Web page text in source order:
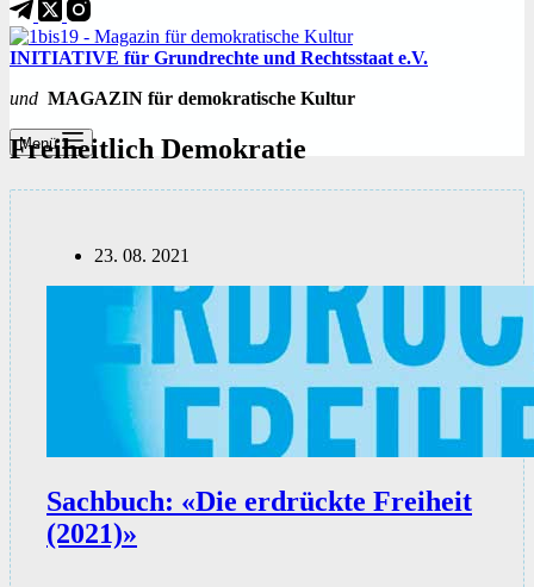
INITIATIVE für Grundrechte und Rechtsstaat e.V.
und MAGAZIN für demokratische Kultur
Menü
Freiheitlich Demokratie
23. 08. 2021
Sachbuch: «Die erdrückte Freiheit
(2021)»